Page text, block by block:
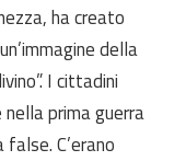
ha creato
della
I cittadini
prima guerra
C’erano